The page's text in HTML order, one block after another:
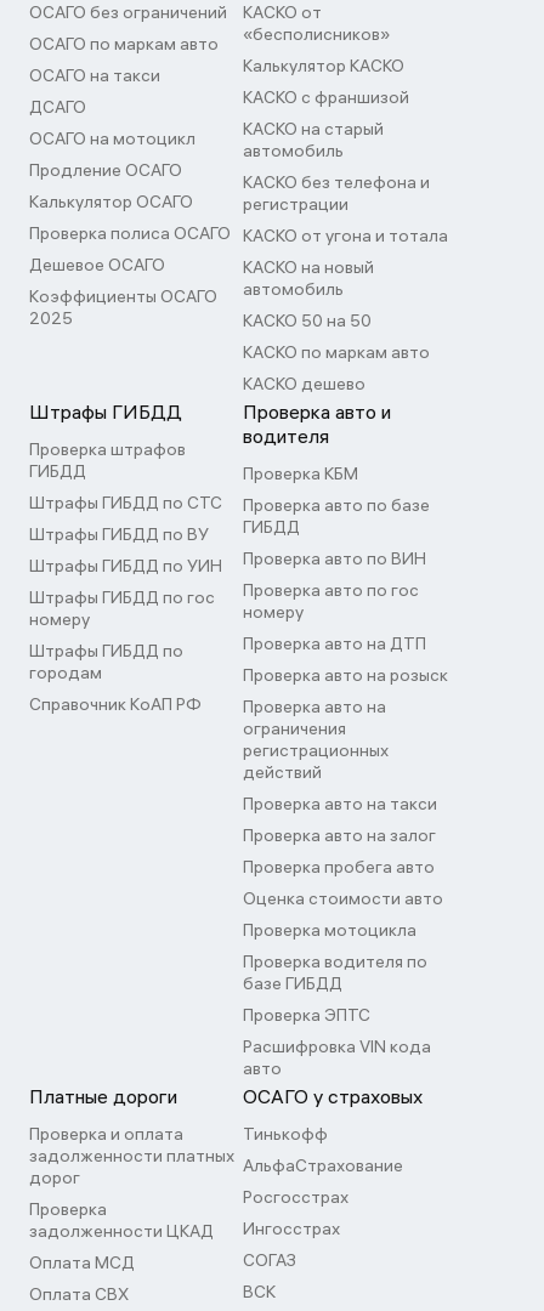
ОСАГО без ограничений
ОСАГО по маркам авто
ОСАГО на такси
ДСАГО
ОСАГО на мотоцикл
Продление ОСАГО
Калькулятор ОСАГО
Проверка полиса ОСАГО
Дешевое ОСАГО
Коэффициенты ОСАГО
2025
КАСКО от
«бесполисников»
Калькулятор КАСКО
КАСКО с франшизой
КАСКО на старый
автомобиль
КАСКО без телефона и
регистрации
КАСКО от угона и тотала
КАСКО на новый
автомобиль
КАСКО 50 на 50
КАСКО по маркам авто
КАСКО дешево
Штрафы ГИБДД
Проверка штрафов
ГИБДД
Штрафы ГИБДД по СТС
Штрафы ГИБДД по ВУ
Штрафы ГИБДД по УИН
Штрафы ГИБДД по гос
номеру
Штрафы ГИБДД по
городам
Справочник КоАП РФ
Проверка авто и
водителя
Проверка КБМ
Проверка авто по базе
ГИБДД
Проверка авто по ВИН
Проверка авто по гос
номеру
Проверка авто на ДТП
Проверка авто на розыск
Проверка авто на
ограничения
регистрационных
действий
Проверка авто на такси
Проверка авто на залог
Проверка пробега авто
Оценка стоимости авто
Проверка мотоцикла
Проверка водителя по
базе ГИБДД
Проверка ЭПТС
Расшифровка VIN кода
авто
Платные дороги
Проверка и оплата
задолженности платных
дорог
Проверка
задолженности ЦКАД
Оплата МСД
Оплата СВХ
ОСАГО у страховых
Тинькофф
АльфаСтрахование
Росгосстрах
Ингосстрах
СОГАЗ
ВСК